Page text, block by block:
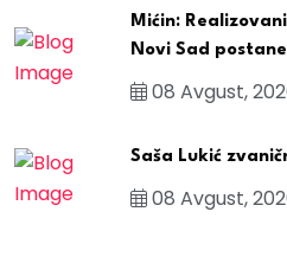
Mićin:
Novi Sad
08 Avgust,
Saša Lukić
08 Avgust,